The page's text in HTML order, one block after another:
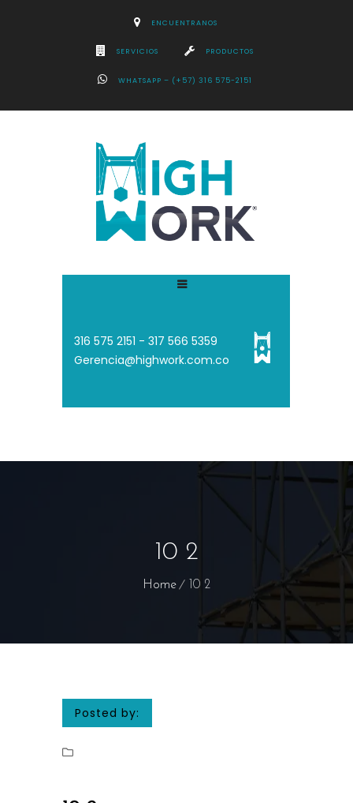
ENCUENTRANOS
SERVICIOS PRODUCTOS
WHATSAPP – (+57) 316 575-2151
316 575 2151 - 317 566 5359
Gerencia@highwork.com.co
10 2
Home 10 2
Posted by: